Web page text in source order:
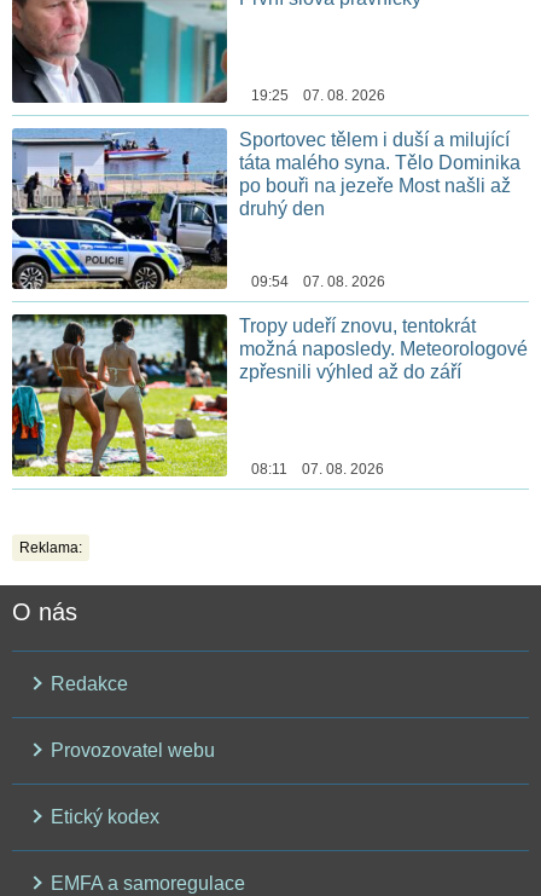
19:25 07. 08. 2026
Sportovec tělem i duší a milující
táta malého syna. Tělo Dominika
po bouři na jezeře Most našli až
druhý den
09:54 07. 08. 2026
Tropy udeří znovu, tentokrát
možná naposledy. Meteorologové
zpřesnili výhled až do září
08:11 07. 08. 2026
Reklama:
O nás
Redakce
Provozovatel webu
Etický kodex
EMFA a samoregulace